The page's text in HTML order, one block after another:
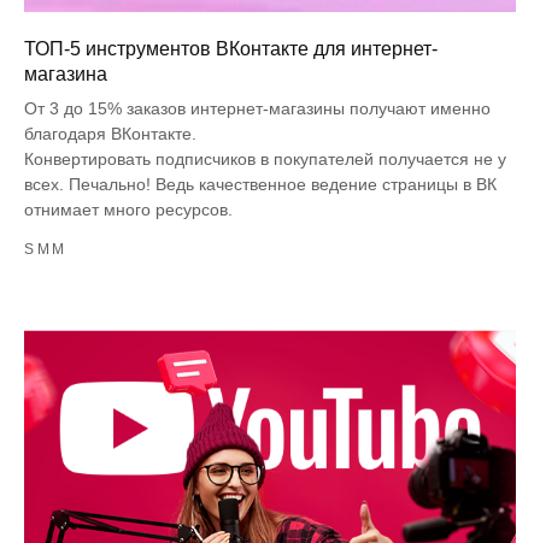
ТОП-5 инструментов ВКонтакте для интернет-
магазина
От 3 до 15% заказов интернет-магазины получают именно
благодаря ВКонтакте.
Конвертировать подписчиков в покупателей получается не у
всех. Печально! Ведь качественное ведение страницы в ВК
отнимает много ресурсов.
SMM